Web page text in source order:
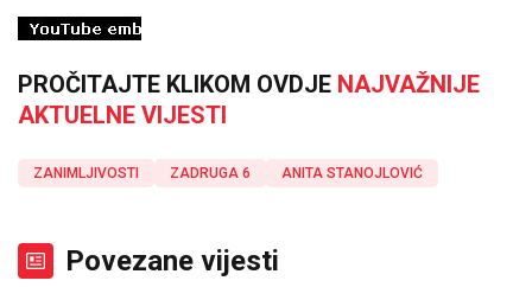
PROČITAJTE KLIKOM OVDJE NAJVAŽNIJE
AKTUELNE VIJESTI
ZANIMLJIVOSTI ZADRUGA 6 ANITA STANOJLOVIĆ
Povezane vijesti